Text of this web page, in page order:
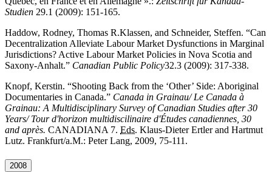
Studien 29.1 (2009): 151-165.
Haddow, Rodney, Thomas R.Klassen, and Schneider, Steffen. “Can
Decentralization Alleviate Labour Market Dysfunctions in Marginal
Jurisdictions? Active Labour Market Policies in Nova Scotia and
Saxony-Anhalt.” Canadian Public Policy32.3 (2009): 317-338.
Knopf, Kerstin. “Shooting Back from the ‘Other’ Side: Aboriginal
Documentaries in Canada.” Canada in Grainau/ Le Canada à
Grainau: A Multidisciplinary Survey of Canadian Studies after 30
Years/Tour d'horizon multidiscilinaire d'Études canadiennes, 30
and après. CANADIANA 7. Eds. Klaus-Dieter Ertler and Hartmut
Lutz. Frankfurt/a.M.: Peter Lang, 2009, 75-111.
2008